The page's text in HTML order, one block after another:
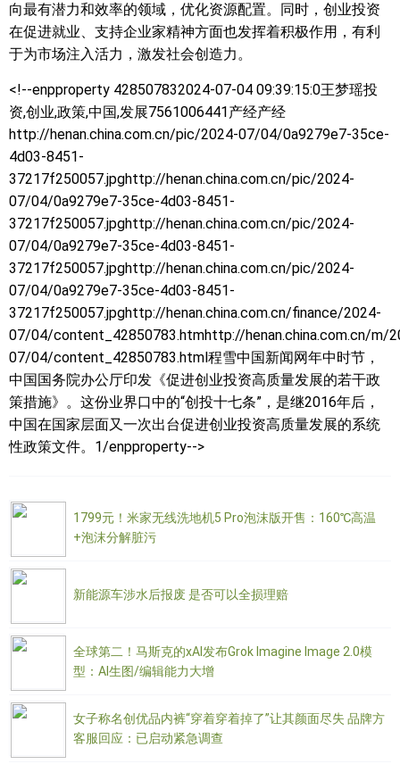
向最有潜力和效率的领域，优化资源配置。同时，创业投资
在促进就业、支持企业家精神方面也发挥着积极作用，有利
于为市场注入活力，激发社会创造力。
<!--enpproperty 428507832024-07-04 09:39:15:0王梦瑶投
资,创业,政策,中国,发展7561006441产经产经
http://henan.china.com.cn/pic/2024-07/04/0a9279e7-35ce-
4d03-8451-
37217f250057.jpghttp://henan.china.com.cn/pic/2024-
07/04/0a9279e7-35ce-4d03-8451-
37217f250057.jpghttp://henan.china.com.cn/pic/2024-
07/04/0a9279e7-35ce-4d03-8451-
37217f250057.jpghttp://henan.china.com.cn/pic/2024-
07/04/0a9279e7-35ce-4d03-8451-
37217f250057.jpghttp://henan.china.com.cn/finance/2024-
07/04/content_42850783.htmhttp://henan.china.com.cn/m/
07/04/content_42850783.html程雪中国新闻网年中时节，
中国国务院办公厅印发《促进创业投资高质量发展的若干政
策措施》。这份业界口中的“创投十七条”，是继2016年后，
中国在国家层面又一次出台促进创业投资高质量发展的系统
性政策文件。1/enpproperty-->
1799元！米家无线洗地机5 Pro泡沫版开售：160℃高温
+泡沫分解脏污
新能源车涉水后报废 是否可以全损理赔
全球第二！马斯克的xAI发布Grok Imagine Image 2.0模
型：AI生图/编辑能力大增
女子称名创优品内裤“穿着穿着掉了”让其颜面尽失 品牌方
客服回应：已启动紧急调查